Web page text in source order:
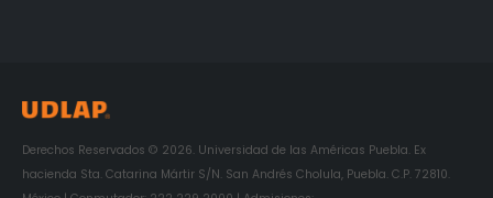
Derechos Reservados © 2026. Universidad de las Américas Puebla. Ex
hacienda Sta. Catarina Mártir S/N. San Andrés Cholula, Puebla. C.P. 72810.